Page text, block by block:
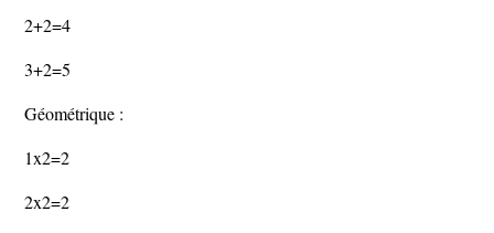
2+2=4
3+2=5
Géométrique :
1x2=2
2x2=2